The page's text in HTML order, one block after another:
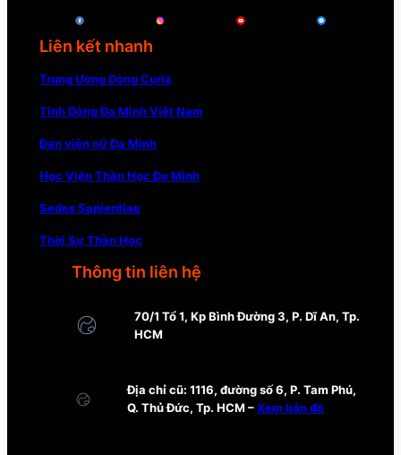
Liên kết nhanh
Trung Ương Dòng Curia
Tỉnh Dòng Đa Minh Việt Nam
Đan viện nữ Đa Minh
Học Viện Thần Học Đa Minh
Sedes Sapientiae
Thời Sự Thần Học
Thông tin liên hệ
70/1 Tổ 1, Kp Bình Đường 3, P. Dĩ An, Tp.
HCM
Địa chỉ cũ: 1116, đường số 6, P. Tam Phú,
Q. Thủ Đức, Tp. HCM –Xem bản đồ